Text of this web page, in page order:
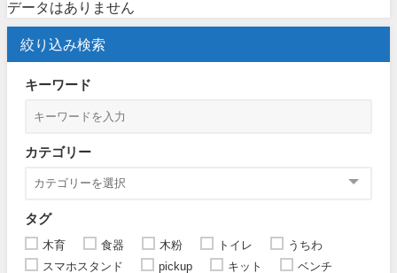
データはありません
絞り込み検索
キーワード
カテゴリー
タグ
木育 食器 木粉 トイレ
うちわ
スマホスタンド
pickup キット
ベンチ